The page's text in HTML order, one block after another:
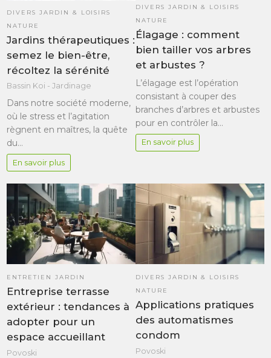
DIVERS JARDIN & LOISIRS
NATURE
Jardins thérapeutiques :
semez le bien-être,
récoltez la sérénité
Bassin Koi - Jardinage
Dans notre société moderne,
où le stress et l’agitation
règnent en maîtres, la quête
du…
En savoir plus
DIVERS JARDIN & LOISIRS
NATURE
Élagage : comment
bien tailler vos arbres
et arbustes ?
L’élagage est l’opération
consistant à couper des
branches d’arbres et arbustes
pour en contrôler la…
En savoir plus
ENTRETIEN JARDIN
Entreprise terrasse
extérieur : tendances à
adopter pour un
espace accueillant
Povoski
DIVERS JARDIN & LOISIRS
NATURE
Applications pratiques
des automatismes
condom
Povoski